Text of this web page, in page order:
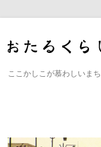
ここかしこが慕わしいまち